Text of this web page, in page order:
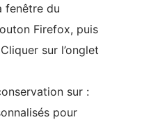
fenêtre du
Firefox, puis
sur l’onglet
sur :
pour